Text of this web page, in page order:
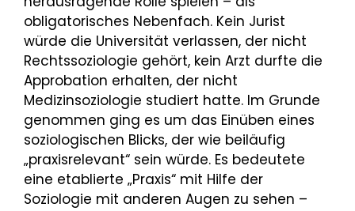
obligatorisches Nebenfach. Kein Jurist
würde die Universität verlassen, der nicht
Rechtssoziologie gehört, kein Arzt durfte die
Approbation erhalten, der nicht
Medizinsoziologie studiert hatte. Im Grunde
genommen ging es um das Einüben eines
soziologischen Blicks, der wie beiläufig
„praxisrelevant“ sein würde. Es bedeutete
eine etablierte „Praxis“ mit Hilfe der
Soziologie mit anderen Augen zu sehen –